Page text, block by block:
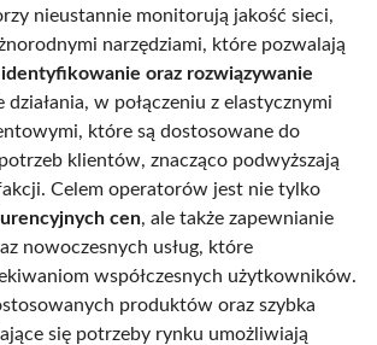
nieustannie monitorują jakość sieci,
narzędziami, które pozwalają
identyfikowanie oraz rozwiązywanie
działania, w połączeniu z elastycznymi
które są dostosowane do
klientów, znacząco podwyższają
Celem operatorów jest nie tylko
cen, ale także zapewnianie
nowoczesnych usług, które
współczesnych użytkowników.
produktów oraz szybka
się potrzeby rynku umożliwiają